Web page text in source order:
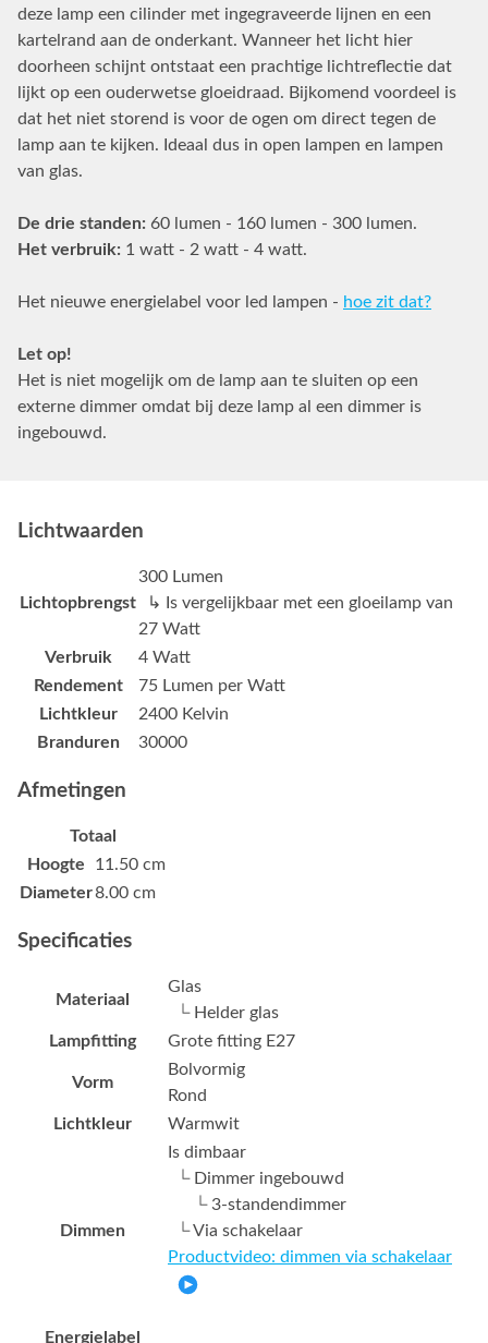
deze lamp een cilinder met ingegraveerde lijnen en een
kartelrand aan de onderkant. Wanneer het licht hier
doorheen schijnt ontstaat een prachtige lichtreflectie dat
lijkt op een ouderwetse gloeidraad. Bijkomend voordeel is
dat het niet storend is voor de ogen om direct tegen de
lamp aan te kijken. Ideaal dus in open lampen en lampen
van glas.
De drie standen: 60 lumen - 160 lumen - 300 lumen.
Het verbruik: 1 watt - 2 watt - 4 watt.
Het nieuwe energielabel voor led lampen - hoe zit dat?
Let op!
Het is niet mogelijk om de lamp aan te sluiten op een
externe dimmer omdat bij deze lamp al een dimmer is
ingebouwd.
Lichtwaarden
Lichtopbrengst
300 Lumen
↳ Is vergelijkbaar met een gloeilamp van
27 Watt
Verbruik
4 Watt
Rendement
75 Lumen per Watt
Lichtkleur
2400 Kelvin
Branduren
30000
Afmetingen
Totaal
Hoogte
11.50 cm
Diameter8.00 cm
Specificaties
Materiaal
Glas
└ Helder glas
Lampfitting
Grote fitting E27
Vorm
Bolvormig
Rond
Lichtkleur
Warmwit
Dimmen
Is dimbaar
└ Dimmer ingebouwd
└ 3-standendimmer
└ Via schakelaar
Productvideo: dimmen via schakelaar
Energielabel